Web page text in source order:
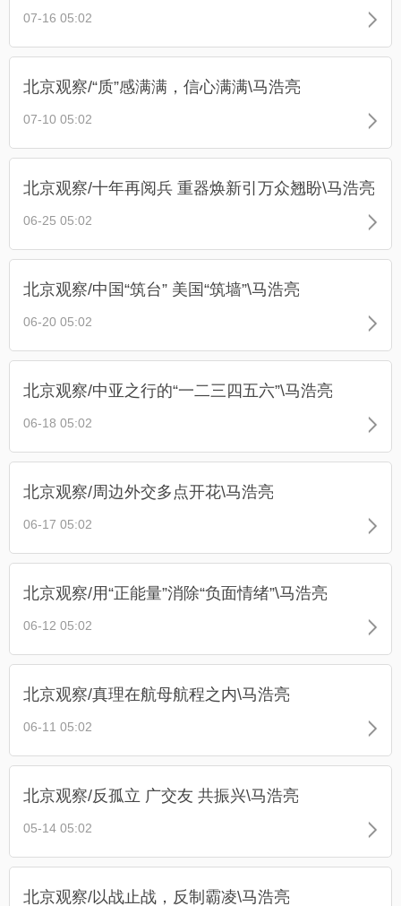
07-16 05:02
北京观察/“质”感满满，信心满满\马浩亮
07-10 05:02
北京观察/十年再阅兵 重器焕新引万众翘盼\马浩亮
06-25 05:02
北京观察/中国“筑台” 美国“筑墙”\马浩亮
06-20 05:02
北京观察/中亚之行的“一二三四五六”\马浩亮
06-18 05:02
北京观察/周边外交多点开花\马浩亮
06-17 05:02
北京观察/用“正能量”消除“负面情绪”\马浩亮
06-12 05:02
北京观察/真理在航母航程之内\马浩亮
06-11 05:02
北京观察/反孤立 广交友 共振兴\马浩亮
05-14 05:02
北京观察/以战止战，反制霸凌\马浩亮